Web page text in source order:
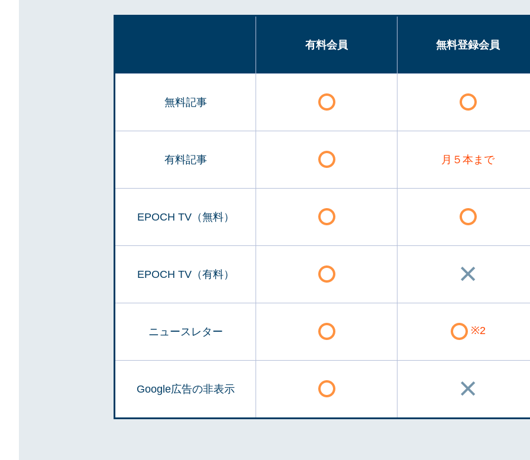
有料会員 無料登録会員
無料記事
有料記事 月５本まで
EPOCH TV（無料）
EPOCH TV（有料）
ニュースレター ※2
Google広告の非表示